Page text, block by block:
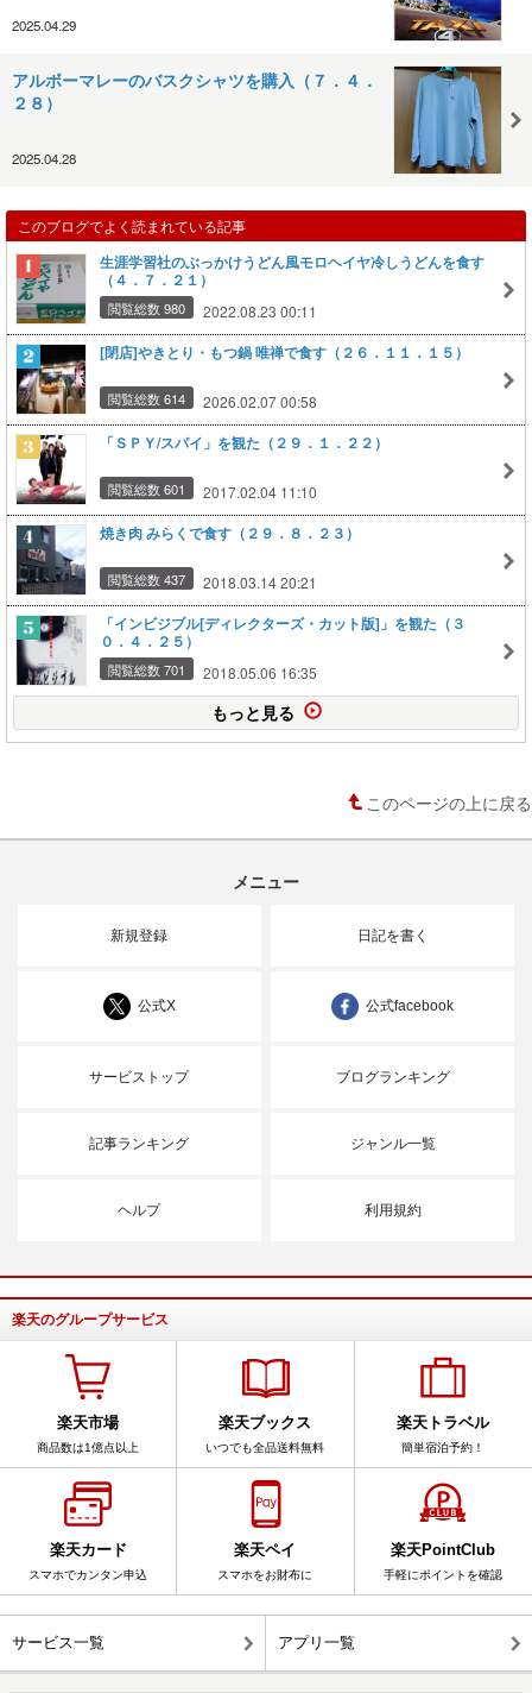
2025.04.29
アルボーマレーのバスクシャツを購入（７．４．
２８）
2025.04.28
このブログでよく読まれている記事
生涯学習社のぶっかけうどん風モロヘイヤ冷しうどんを食す
（４．７．２１）
閲覧総数 980 2022.08.23 00:11
[閉店]やきとり・もつ鍋 唯禅で食す（２６．１１．１５）
閲覧総数 614 2026.02.07 00:58
「ＳＰＹ/スパイ」を観た（２９．１．２２）
閲覧総数 601 2017.02.04 11:10
焼き肉 みらくで食す（２９．８．２３）
閲覧総数 437 2018.03.14 20:21
「インビジブル[ディレクターズ・カット版]」を観た（３
０．４．２５）
閲覧総数 701 2018.05.06 16:35
もっと見る
このページの上に戻る
メニュー
新規登録 日記を書く
公式X 公式facebook
サービストップ ブログランキング
記事ランキング ジャンル一覧
ヘルプ 利用規約
楽天のグループサービス
楽天市場
商品数は1億点以上
楽天ブックス
いつでも全品送料無料
楽天トラベル
簡単宿泊予約！
楽天カード
スマホでカンタン申込
楽天ペイ
スマホをお財布に
楽天PointClub
手軽にポイントを確認
サービス一覧 アプリ一覧